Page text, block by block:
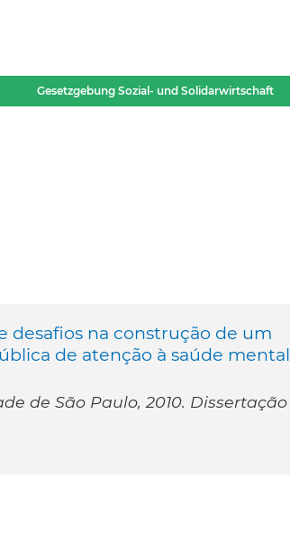
Gesetzgebung Sozial- und Solidarwirtschaft
desafios na construção de um
de atenção à saúde mental
de São Paulo, 2010. Dissertação